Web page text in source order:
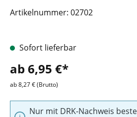
Artikelnummer: 02702
Sofort lieferbar
ab 6,95 €*
ab 8,27 € (Brutto)
Nur mit DRK-Nachweis